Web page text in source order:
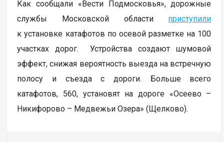
Как сообщали «Вести Подмосковья», дорожные
службы Московской области приступили
к установке катафотов по осевой разметке на 100
участках дорог. Устройства создают шумовой
эффект, снижая вероятность выезда на встречную
полосу и съезда с дороги. Больше всего
катафотов, 560, установят на дороге «Осеево –
Никифорово – Медвежьи Озера» (Щелково).